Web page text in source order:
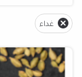
غداء